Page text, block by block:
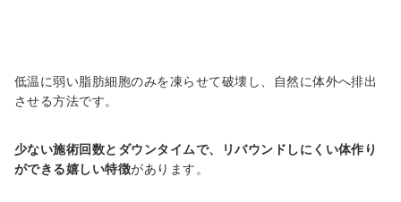
低温に弱い脂肪細胞のみを凍らせて破壊し、自然に体外へ排出
させる方法です。
少ない施術回数とダウンタイムで、リバウンドしにくい体作り
ができる嬉しい特徴があります。